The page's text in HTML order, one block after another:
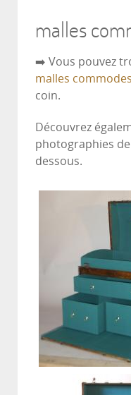
malles
➡️ Vous pouvez
malles commodes
coin.
Découvrez
photographies de
dessous.